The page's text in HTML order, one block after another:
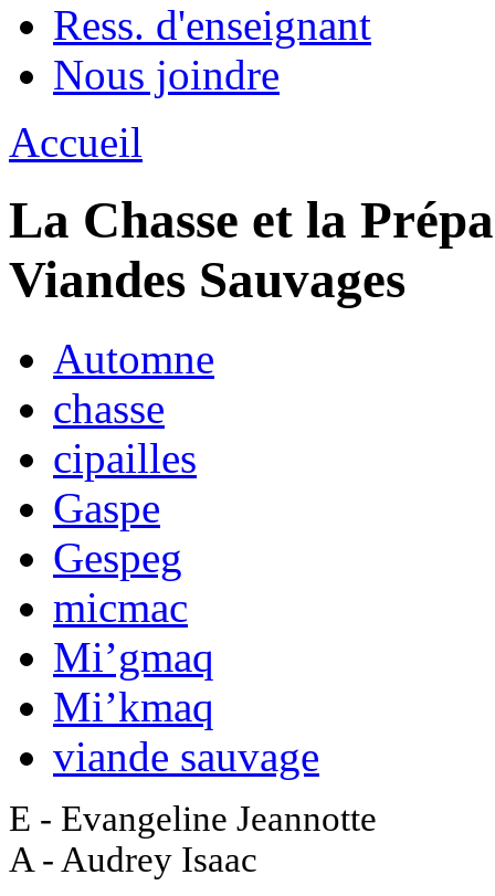
Ress. d'enseignant
Nous joindre
Accueil
La Chasse et la
Viandes Sauvages
Automne
chasse
cipailles
Gaspe
Gespeg
micmac
Mi’gmaq
Mi’kmaq
viande sauvage
E - Evangeline Jeannotte
A - Audrey Isaac